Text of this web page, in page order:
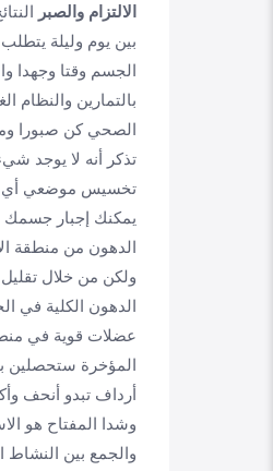
الالتزام والصبر
بين يوم وليلة
الجسم وقتا وجهدا
بالتمارين والنظام
الصحي كن صبورا
تذكر أنه لا يوجد
تخسيس موضعي أي
يمكنك إجبار
الدهون من منطقة
ولكن من خلال
الدهون الكلية في
عضلات قوية في
المؤخرة ستحصلين
أرداف تبدو أنحف
وشدا المفتاح هو
والجمع بين النشاط